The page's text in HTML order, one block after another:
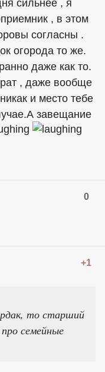
сильнее , я
, в этом
согласны .
огорода то же.
даже как то.
, даже вообще
и место тебе
завещание
0
+1
то старший
семейные